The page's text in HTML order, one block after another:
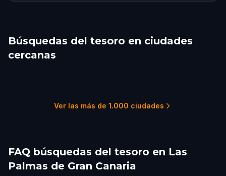
Búsquedas del tesoro en ciudades
cercanas
Ver las más de 1.000 ciudades
FAQ búsquedas del tesoro en Las
Palmas de Gran Canaria